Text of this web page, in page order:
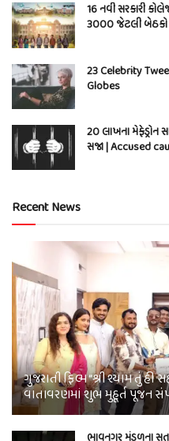
16 નવી સરકારી
3000 જેટલી
23 Celebrity
Globes
20 લાખના મેફેડ્રોન
સજા | Accused
Recent News
ગુજરાતી ફિલ્મ “શ્રી શ્યામ તું
વાતાવરણમાં શુભ મુહૂર્ત પૂજન